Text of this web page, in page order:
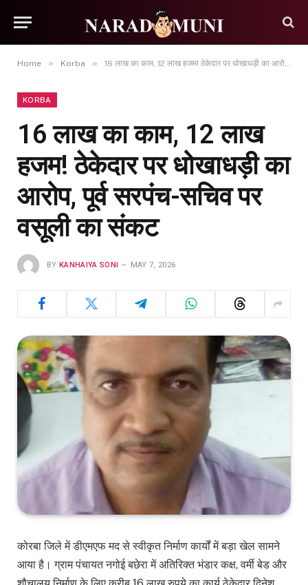
Home » Korba » 16 लाख का काम, 12 लाख हजम! ठेकेदार पर धोखाधड़ी का आरोप, पूर्व सरपंच-सचिव पर वसूली का संकट
KORBA
16 लाख का काम, 12 लाख
हजम! ठेकेदार पर धोखाधड़ी का
आरोप, पूर्व सरपंच-सचिव पर
वसूली का संकट
BY KANHAIYA SONI MAY 7, 2026
कोरबा जिले में डीएमएफ मद से स्वीकृत निर्माण कार्यों में बड़ा खेल सामने
आया है। ग्राम पंचायत नगोई बछेरा में अतिरिक्त भंडार कक्ष, वर्मी बेड और